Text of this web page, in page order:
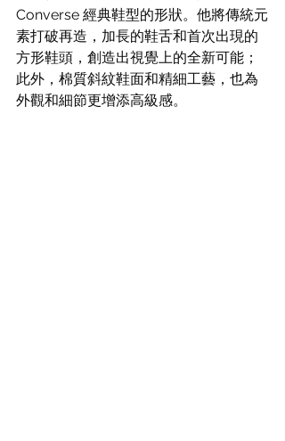
Converse 經典鞋型的形狀。他將傳統元
素打破再造，加長的鞋舌和首次出現的
方形鞋頭，創造出視覺上的全新可能；
此外，棉質斜紋鞋面和精細工藝，也為
外觀和細節更增添高級感。